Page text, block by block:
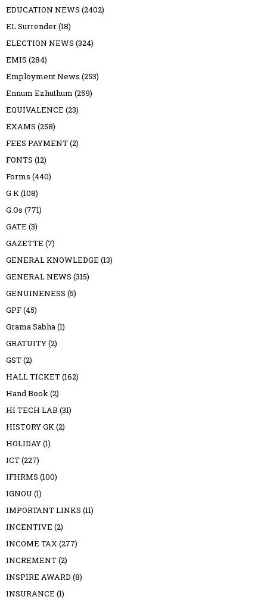
EDUCATION NEWS (2402)
EL Surrender(18)
ELECTION NEWS (324)
EMIS (284)
Employment News (253)
Ennum Ezhuthum (259)
EQUIVALENCE (23)
EXAMS (258)
FEES PAYMENT(2)
FONTS (12)
Forms (440)
G K(108)
G.Os (771)
GATE (3)
GAZETTE (7)
GENERAL KNOWLEDGE (13)
GENERAL NEWS (315)
GENUINENESS (5)
GPF(45)
Grama Sabha(1)
GRATUITY(2)
GST(2)
HALL TICKET(162)
Hand Book(2)
HI TECH LAB (31)
HISTORY GK(2)
HOLIDAY(1)
ICT(227)
IFHRMS (100)
IGNOU (1)
IMPORTANT LINKS (11)
INCENTIVE (2)
INCOME TAX(277)
INCREMENT(2)
INSPIRE AWARD (8)
INSURANCE (1)